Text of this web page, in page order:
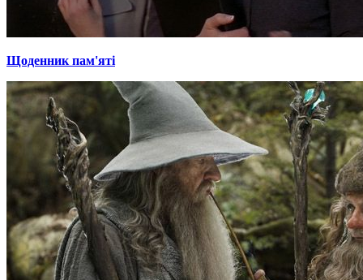
Щоденник пам'яті